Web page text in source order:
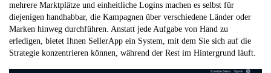
mehrere Marktplätze und einheitliche Logins machen es selbst für
diejenigen handhabbar, die Kampagnen über verschiedene Länder oder
Marken hinweg durchführen. Anstatt jede Aufgabe von Hand zu
erledigen, bietet Ihnen SellerApp ein System, mit dem Sie sich auf die
Strategie konzentrieren können, während der Rest im Hintergrund läuft.